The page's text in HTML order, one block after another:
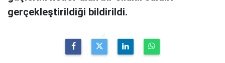
gerçekleştirildiği bildirildi.